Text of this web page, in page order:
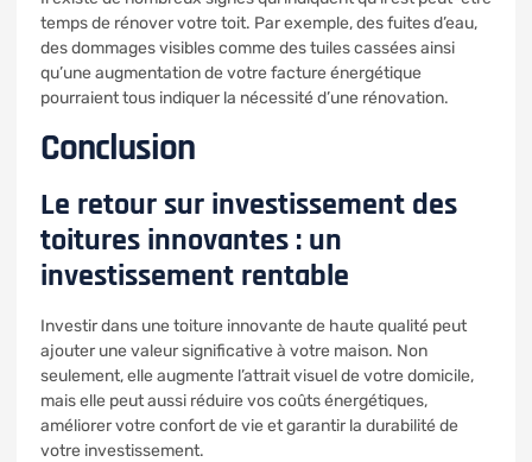
temps de rénover votre toit. Par exemple, des fuites d’eau,
des dommages visibles comme des tuiles cassées ainsi
qu’une augmentation de votre facture énergétique
pourraient tous indiquer la nécessité d’une rénovation.
Conclusion
Le retour sur investissement des
toitures innovantes : un
investissement rentable
Investir dans une toiture innovante de haute qualité peut
ajouter une valeur significative à votre maison. Non
seulement, elle augmente l’attrait visuel de votre domicile,
mais elle peut aussi réduire vos coûts énergétiques,
améliorer votre confort de vie et garantir la durabilité de
votre investissement.